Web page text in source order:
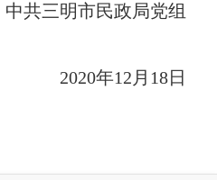
中共三明市民政局党组
2020年12月 18日